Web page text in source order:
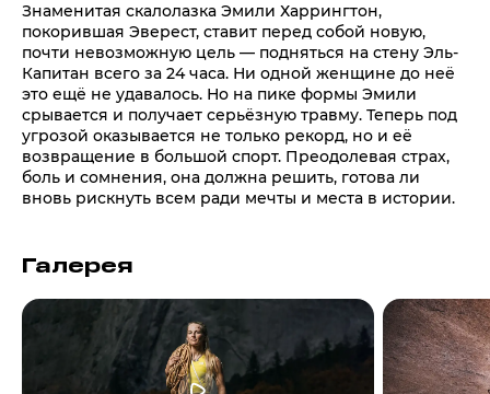
Знаменитая скалолазка Эмили Харрингтон,
покорившая Эверест, ставит перед собой новую,
почти невозможную цель — подняться на стену Эль-
Капитан всего за 24 часа. Ни одной женщине до неё
это ещё не удавалось. Но на пике формы Эмили
срывается и получает серьёзную травму. Теперь под
угрозой оказывается не только рекорд, но и её
возвращение в большой спорт. Преодолевая страх,
боль и сомнения, она должна решить, готова ли
вновь рискнуть всем ради мечты и места в истории.
Галерея